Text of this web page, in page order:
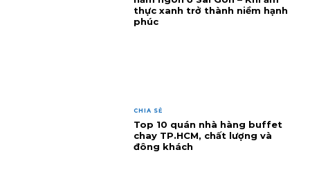
thực xanh trở thành niềm hạnh
phúc
CHIA SẺ
Top 10 quán nhà hàng buffet
chay TP.HCM, chất lượng và
đông khách